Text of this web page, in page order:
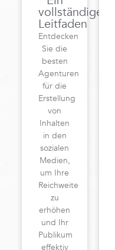
vollständiger
Leitfaden
Entdecken
Sie die
besten
Agenturen
für die
Erstellung
von
Inhalten
in den
sozialen
Medien,
um Ihre
Reichweite
zu
erhöhen
und Ihr
Publikum
effektiv